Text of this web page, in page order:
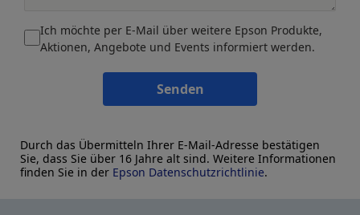
Ich möchte per E-Mail über weitere Epson Produkte,
Aktionen, Angebote und Events informiert werden.
Senden
Durch das Übermitteln Ihrer E-Mail-Adresse bestätigen
Sie, dass Sie über 16 Jahre alt sind. Weitere Informationen
finden Sie in der Epson Datenschutzrichtlinie.